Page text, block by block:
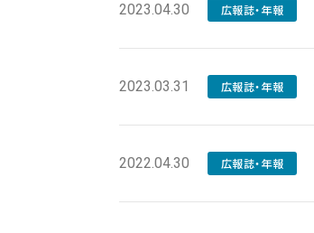
2023.04.30 広報誌・年報
2023.03.31 広報誌・年報
2022.04.30 広報誌・年報